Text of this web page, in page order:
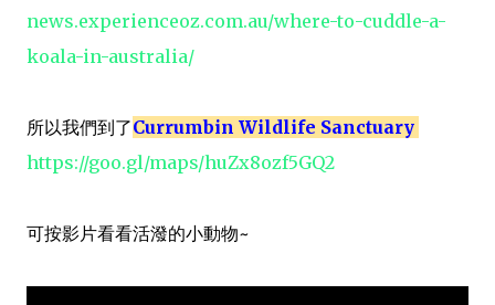
news.experienceoz.com.au/where-to-cuddle-a-
koala-in-australia/
所以我們到了Currumbin Wildlife Sanctuary
https://goo.gl/maps/huZx8ozf5GQ2
可按影片看看活潑的小動物~